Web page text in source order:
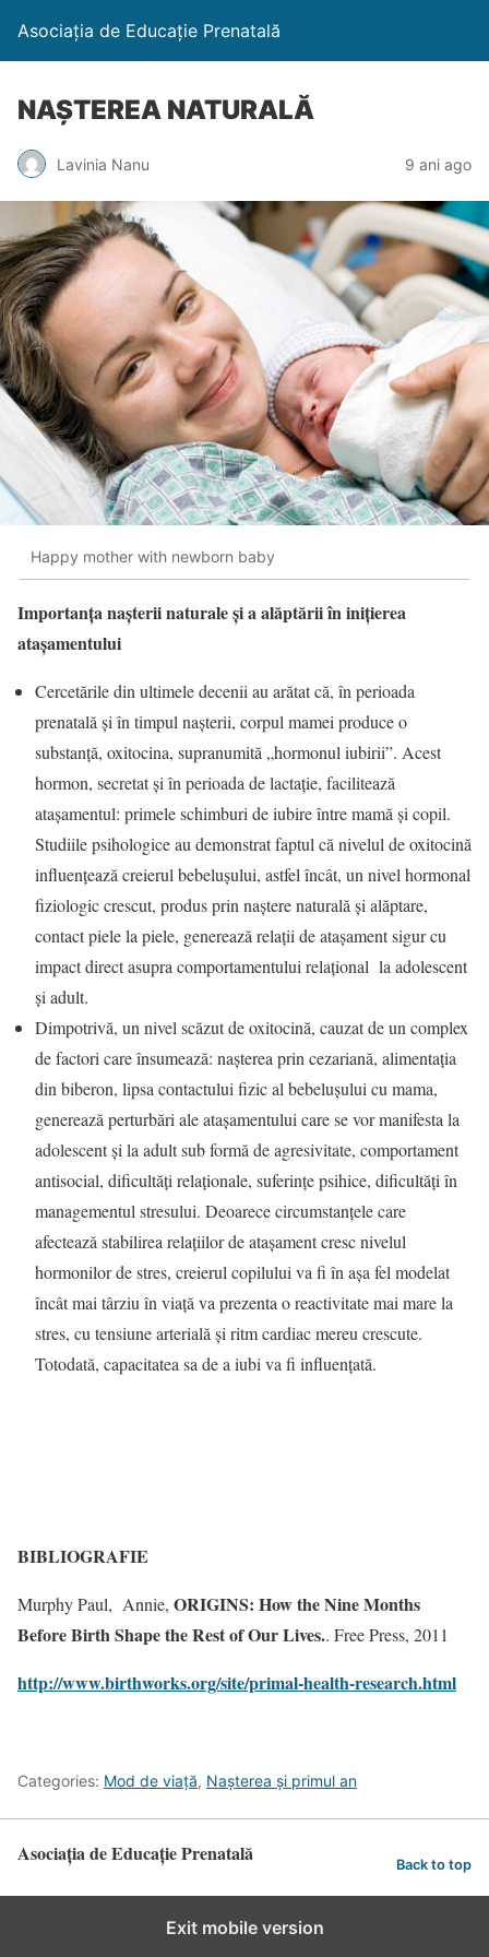
Asociația de Educație Prenatală
NAȘTEREA NATURALĂ
Lavinia Nanu 9 ani ago
Happy mother with newborn baby
Importanța nașterii naturale și a alăptării în inițierea
atașamentului
Cercetările din ultimele decenii au arătat că, în perioada
prenatală și în timpul nașterii, corpul mamei produce o
substanță, oxitocina, supranumită „hormonul iubirii”. Acest
hormon, secretat și în perioada de lactație, facilitează
atașamentul: primele schimburi de iubire între mamă și copil.
Studiile psihologice au demonstrat faptul că nivelul de oxitocină
influențează creierul bebelușului, astfel încât, un nivel hormonal
fiziologic crescut, produs prin naștere naturală și alăptare,
contact piele la piele, generează relații de atașament sigur cu
impact direct asupra comportamentului relațional la adolescent
și adult.
Dimpotrivă, un nivel scăzut de oxitocină, cauzat de un complex
de factori care însumează: nașterea prin cezariană, alimentația
din biberon, lipsa contactului fizic al bebelușului cu mama,
generează perturbări ale atașamentului care se vor manifesta la
adolescent și la adult sub formă de agresivitate, comportament
antisocial, dificultăți relaționale, suferințe psihice, dificultăți în
managementul stresului. Deoarece circumstanțele care
afectează stabilirea relațiilor de atașament cresc nivelul
hormonilor de stres, creierul copilului va fi în așa fel modelat
încât mai târziu în viață va prezenta o reactivitate mai mare la
stres, cu tensiune arterială și ritm cardiac mereu crescute.
Totodată, capacitatea sa de a iubi va fi influențată.
BIBLIOGRAFIE
Murphy Paul, Annie, ORIGINS: How the Nine Months
Before Birth Shape the Rest of Our Lives.. Free Press, 2011
http://www.birthworks.org/site/primal-health-research.html
Categories: Mod de viață, Nașterea și primul an
Asociația de Educație Prenatală Back to top
Exit mobile version